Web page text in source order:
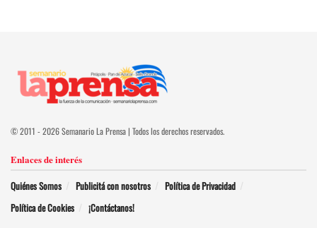
© 2011 - 2026 Semanario La Prensa | Todos los derechos reservados.
Enlaces de interés
Quiénes Somos Publicitá con nosotros
Política de Privacidad
Política de Cookies
¡Contáctanos!